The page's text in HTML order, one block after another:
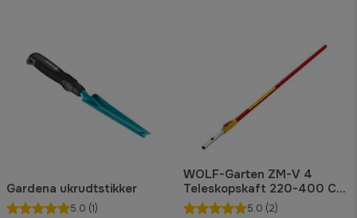
Gardena ukrudtstikker
5.0 (1)
WOLF-Garten ZM-V 4
Teleskopskaft 220-400 Cm
Aluminium
5.0 (2)